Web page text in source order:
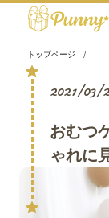
トップページ
2021/03/
おむつ
ゃれに